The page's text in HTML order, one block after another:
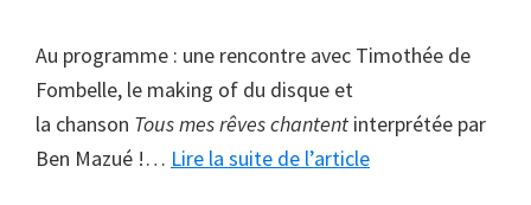
Au programme : une rencontre avec Timothée de
Fombelle, le making of du disque et
la chanson Tous mes rêves chantent interprétée par
Ben Mazué !… Lire la suite de l’articleà